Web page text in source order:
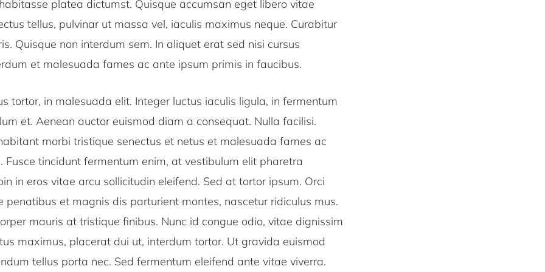
platea dictumst. Quisque accumsan eget libero vitae
tellus, pulvinar ut massa vel, iaculis maximus neque. Curabitur
Quisque non interdum sem. In aliquet erat sed nisi cursus
et malesuada fames ac ante ipsum primis in faucibus.
tortor, in malesuada elit. Integer luctus iaculis ligula, in fermentum
et. Aenean auctor euismod diam a consequat. Nulla facilisi.
morbi tristique senectus et netus et malesuada fames ac
Fusce tincidunt fermentum enim, at vestibulum elit pharetra
in eros vitae arcu sollicitudin eleifend. Sed at tortor ipsum. Orci
penatibus et magnis dis parturient montes, nascetur ridiculus mus.
mauris at tristique finibus. Nunc id congue odio, vitae dignissim
maximus, placerat dui ut, interdum tortor. Ut gravida euismod
tellus porta nec. Sed fermentum eleifend ante vitae viverra.